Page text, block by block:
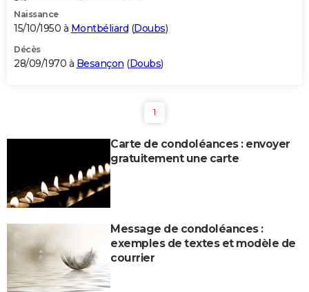
Naissance
15/10/1950 à Montbéliard (Doubs)
Décès
28/09/1970 à Besançon (Doubs)
1
Carte de condoléances : envoyer
gratuitement une carte
Message de condoléances :
exemples de textes et modèle de
courrier